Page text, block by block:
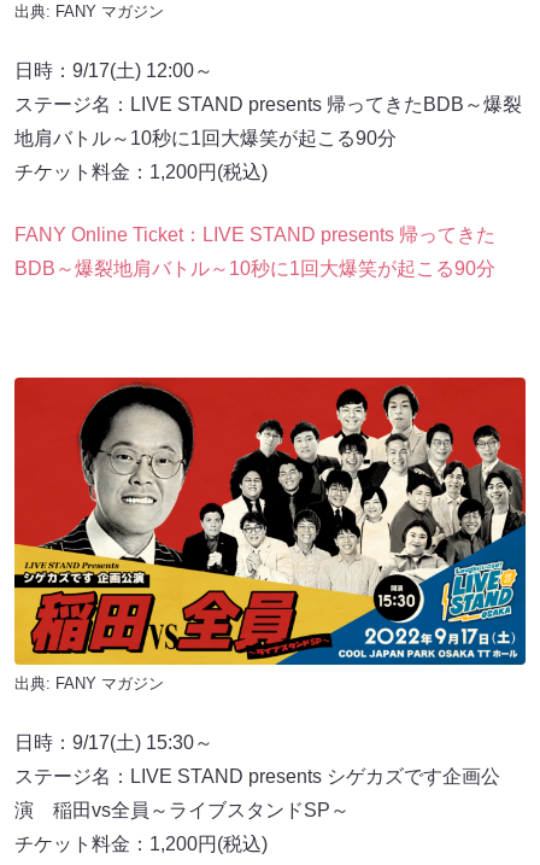
出典: FANY マガジン
日時：9/17(土) 12:00～
ステージ名：LIVE STAND presents 帰ってきたBDB～爆裂
地肩バトル～10秒に1回大爆笑が起こる90分
チケット料金：1,200円(税込)
FANY Online Ticket：LIVE STAND presents 帰ってきた
BDB～爆裂地肩バトル～10秒に1回大爆笑が起こる90分
出典: FANY マガジン
日時：9/17(土) 15:30～
ステージ名：LIVE STAND presents シゲカズです企画公
演 稲田vs全員～ライブスタンドSP～
チケット料金：1,200円(税込)